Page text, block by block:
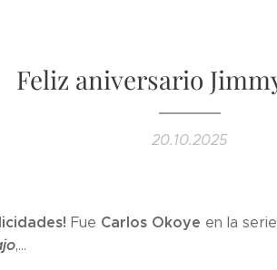
Feliz aniversario
20.10.2025
Fue Carlos Okoye en la serie
,...